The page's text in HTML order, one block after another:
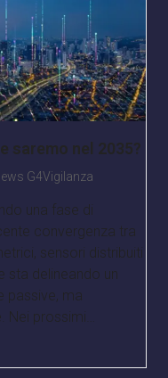
saremo nel 2035?
G4Vigilanza
una fase di
convergenza tra
sensori distribuiti
sta delineando un
passive, ma
prossimi…